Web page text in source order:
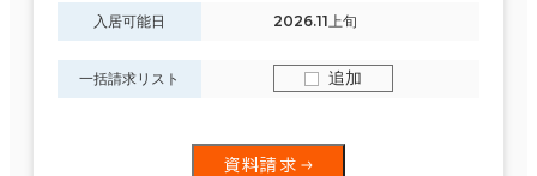
入居可能日 2026.11上旬
一括請求リスト 追加
資料請求